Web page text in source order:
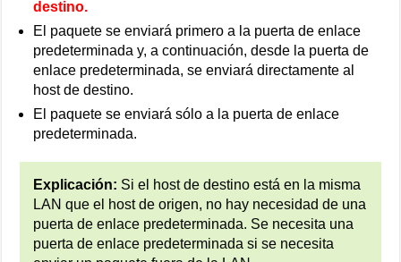
destino.
El paquete se enviará primero a la puerta de enlace
predeterminada y, a continuación, desde la puerta de
enlace predeterminada, se enviará directamente al
host de destino.
El paquete se enviará sólo a la puerta de enlace
predeterminada.
Explicación: Si el host de destino está en la misma
LAN que el host de origen, no hay necesidad de una
puerta de enlace predeterminada. Se necesita una
puerta de enlace predeterminada si se necesita